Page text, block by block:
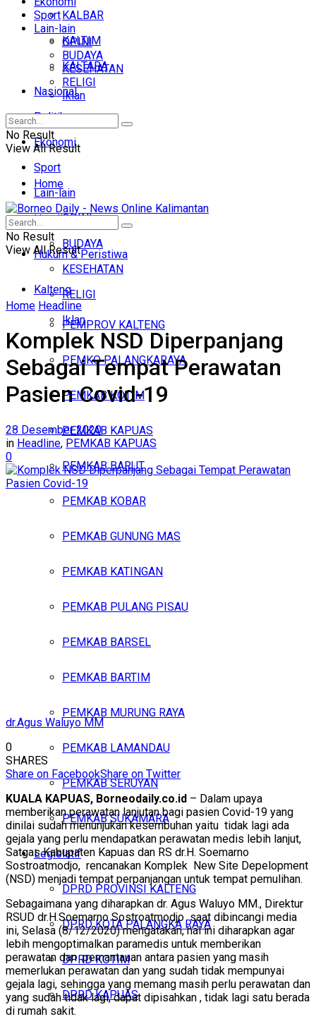
KALBAR
KALTIM
KALTARA
Nasional
Politik
Ekonomi
Sport
Lain-lain
OPINI
BUDAYA
KESEHATAN
RELIGI
Iklan
Jumat, Agustus 7, 2026
Sport
Lain-lain
OPINI
BUDAYA
KESEHATAN
RELIGI
Iklan
No Result
View All Result
Home
Headline
Hukum & Peristiwa
Kalteng
PEMPROV KALTENG
PEMKO PALANGKARAYA
PEMKAB KOTIM
PEMKAB KAPUAS
PEMKAB BARUT
PEMKAB KOBAR
PEMKAB GUNUNG MAS
PEMKAB KATINGAN
PEMKAB PULANG PISAU
PEMKAB BARSEL
PEMKAB BARTIM
PEMKAB MURUNG RAYA
PEMKAB LAMANDAU
PEMKAB SERUYAN
PEMKAB SUKAMARA
Legislatif
DPRD PROVINSI KALTENG
DPRD KOTA PALANGKA RAYA
DPRD KOTIM
DPRD KAPUAS
No Result
View All Result
Home Headline
Komplek NSD Diperpanjang
Sebagai Tempat Perawatan
Pasien Covid-19
28 Desember 2020
in Headline, PEMKAB KAPUAS
0
dr.Agus Waluyo MM
0
SHARES
Share on FacebookShare on Twitter
KUALA KAPUAS, Borneodaily.co.id – Dalam upaya
memberikan perawatan lanjutan bagi pasien Covid-19 yang
dinilai sudah menunjukan kesembuhan yaitu tidak lagi ada
gejala yang perlu mendapatkan perawatan medis lebih lanjut,
Satgas Kabupaten Kapuas dan RS dr.H. Soemarno
Sostroatmodjo, rencanakan Komplek New Site Depelopment
(NSD) menjadi tempat perpanjangan untuk tempat pemulihan.
Sebagaimana yang diharapkan dr. Agus Waluyo MM., Direktur
RSUD dr.H.Soemarno Sostroatmodjo saat dibincangi media
ini, Selasa (8/12/2020) mengatakan, hal ini diharapkan agar
lebih mengoptimalkan paramedis untuk memberikan
perawatan dan pemantauan antara pasien yang masih
memerlukan perawatan dan yang sudah tidak mempunyai
gejala lagi, sehingga yang memang masih perlu perawatan dan
yang sudah tidak lagi, dapat dipisahkan , tidak lagi satu berada
di rumah sakit.